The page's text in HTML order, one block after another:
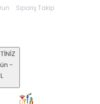
Sipariş Takip
-